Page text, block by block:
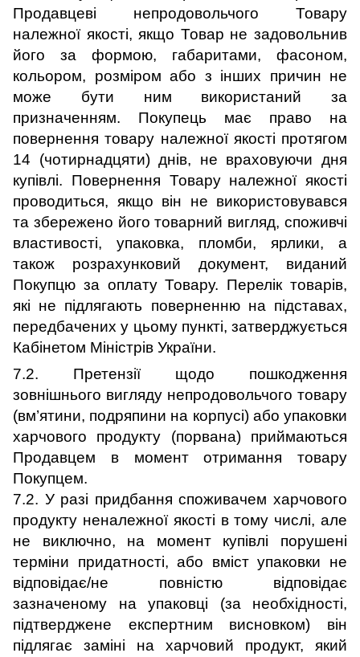
Продавцеві непродовольчого Товару
належної якості, якщо Товар не задовольнив
його за формою, габаритами, фасоном,
кольором, розміром або з інших причин не
може бути ним використаний за
призначенням. Покупець має право на
повернення товару належної якості протягом
14 (чотирнадцяти) днів, не враховуючи дня
купівлі. Повернення Товару належної якості
проводиться, якщо він не використовувався
та збережено його товарний вигляд, споживчі
властивості, упаковка, пломби, ярлики, а
також розрахунковий документ, виданий
Покупцю за оплату Товару. Перелік товарів,
які не підлягають поверненню на підставах,
передбачених у цьому пункті, затверджується
Кабінетом Міністрів України.
7.2. Претензії щодо пошкодження
зовнішнього вигляду непродовольчого товару
(вм’ятини, подряпини на корпусі) або упаковки
харчового продукту (порвана) приймаються
Продавцем в момент отримання товару
Покупцем.
7.2. У разі придбання споживачем харчового
продукту неналежної якості в тому числі, але
не виключно, на момент купівлі порушені
терміни придатності, або вміст упаковки не
відповідає/не повністю відповідає
зазначеному на упаковці (за необхідності,
підтверджене експертним висновком) він
підлягає заміні на харчовий продукт, який